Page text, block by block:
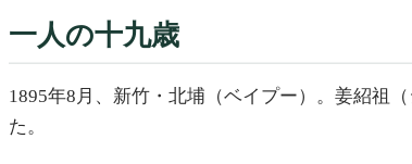
一人の十九歳
1895年8月、新竹・北埔（ベイプー）。姜紹祖
た。